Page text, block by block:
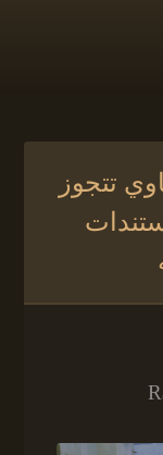
تتجوز